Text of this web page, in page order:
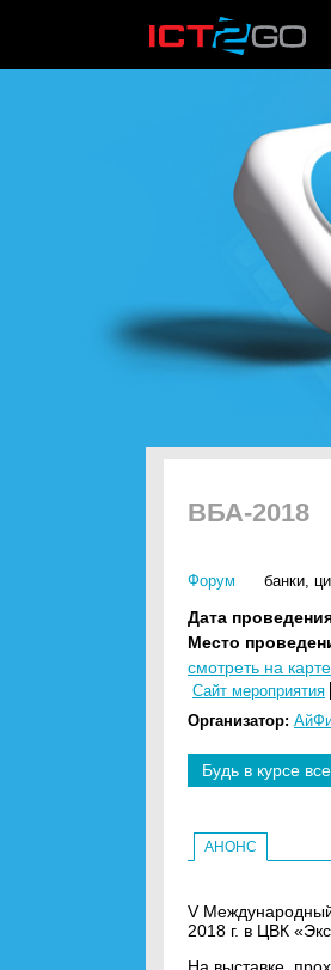
ВБА-2018
Форум банки,
Дата
Место
смотреть на карте
Сайт мероприятия
Организатор:
Будь в курсе
АНОНС
V
2018 г. в ЦВК